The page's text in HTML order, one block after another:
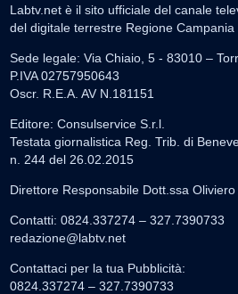
Labtv.net è il sito ufficiale del canale
del digitale terrestre Regione Campania
Sede legale: Via Chiaio, 5 - 83010 –
P.IVA 02757950643
Oscr. R.E.A. AV N.181151
Editore: Consulservice S.r.l.
Testata giornalistica Reg. Trib. di
n. 244 del 26.02.2015
Direttore Responsabile Dott.ssa Oliviero
Contatti: 0824.337274 – 327.7390733
redazione@labtv.net
Contattaci per la tua Pubblicità:
0824.337274 – 327.7390733